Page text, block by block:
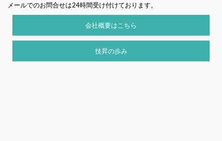
メールでのお問合せは24時間受け付けております。
会社概要はこちら
技昇の歩み